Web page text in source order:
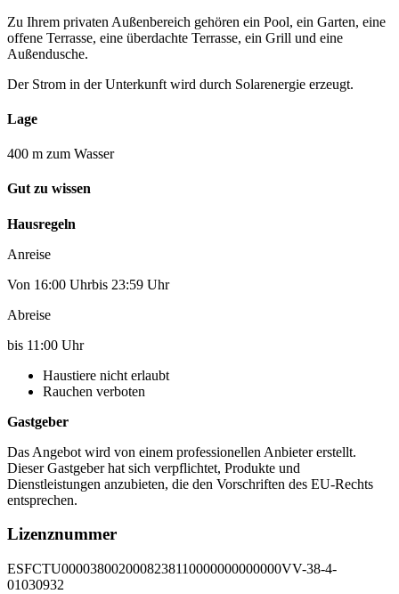
Zu Ihrem privaten Außenbereich gehören ein Pool, ein Garten, eine
offene Terrasse, eine überdachte Terrasse, ein Grill und eine
Außendusche.
Der Strom in der Unterkunft wird durch Solarenergie erzeugt.
Lage
400 m zum Wasser
Gut zu wissen
Hausregeln
Anreise
Von 16:00 Uhrbis 23:59 Uhr
Abreise
bis 11:00 Uhr
Haustiere nicht erlaubt
Rauchen verboten
Gastgeber
Das Angebot wird von einem professionellen Anbieter erstellt.
Dieser Gastgeber hat sich verpflichtet, Produkte und
Dienstleistungen anzubieten, die den Vorschriften des EU-Rechts
entsprechen.
Lizenznummer
ESFCTU0000380020008238110000000000000VV-38-4-
01030932